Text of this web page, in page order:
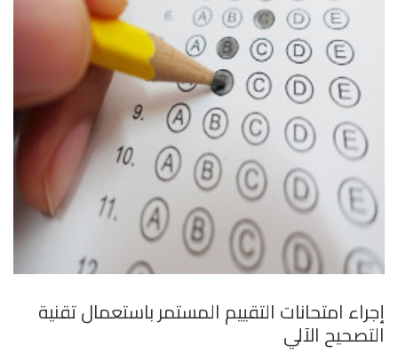
إجراء امتحانات التقييم المستمر باستعمال تقنية
التصحيح الآلي